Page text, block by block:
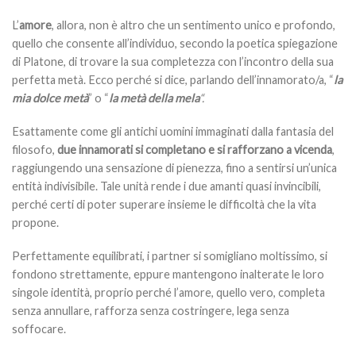
L’amore, allora, non è altro che un sentimento unico e profondo,
quello che consente all’individuo, secondo la poetica spiegazione
di Platone, di trovare la sua completezza con l’incontro della sua
perfetta metà. Ecco perché si dice, parlando dell’innamorato/a, “la
mia dolce metà” o “la metà della mela“.
Esattamente come gli antichi uomini immaginati dalla fantasia del
filosofo, due innamorati si completano e si rafforzano a vicenda,
raggiungendo una sensazione di pienezza, fino a sentirsi un’unica
entità indivisibile. Tale unità rende i due amanti quasi invincibili,
perché certi di poter superare insieme le difficoltà che la vita
propone.
Perfettamente equilibrati, i partner si somigliano moltissimo, si
fondono strettamente, eppure mantengono inalterate le loro
singole identità, proprio perché l’amore, quello vero, completa
senza annullare, rafforza senza costringere, lega senza
soffocare.